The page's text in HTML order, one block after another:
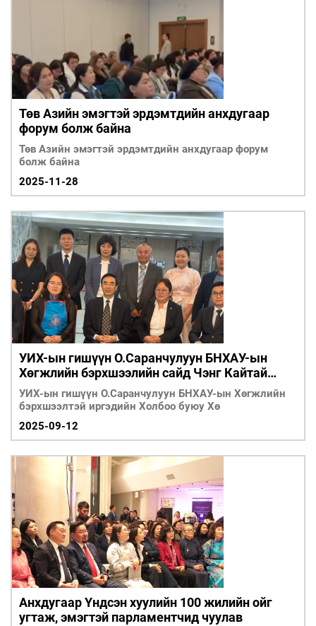
Бүртгүүлэх
Нэвтрэх
Leaderships
forum
ФОТО
УРЛАГ
МЭДЭЭЛЛИЙН
ТӨВ
Төв Азийн эмэгтэй эрдэмтдийн анхдугаар
форум болж байна
Төв Азийн эмэгтэй эрдэмтдийн анхдугаар форум
болж байна
2025-11-28
УИХ-ын гишүүн О.Саранчулуун БНХАУ-ын
Хөгжлийн бэрхшээлийн сайд Чэнг Кайтай
уулзаж, хамтран ажиллахаар боллоо
УИХ-ын гишүүн О.Саранчулуун БНХАУ-ын Хөгжлийн
бэрхшээлтэй иргэдийн Холбоо буюу Хө
2025-09-12
Анхдугаар Үндсэн хуулийн 100 жилийн ойг
угтаж, эмэгтэй парламентчид чуулав